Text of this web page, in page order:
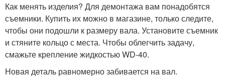
Как менять изделия? Для демонтажа вам понадобятся
съемники. Купить их можно в магазине, только следите,
чтобы они подошли к размеру вала. Установите съемник
и стяните кольцо с места. Чтобы облегчить задачу,
смажьте крепление жидкостью WD-40.
Новая деталь равномерно забивается на вал.